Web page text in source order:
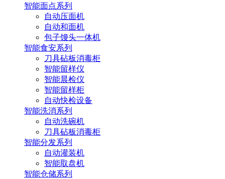
智能面点系列
自动压面机
自动和面机
包子馒头一体机
智能食安系列
刀具砧板消毒柜
智能留样仪
智能晨检仪
智能留样柜
自动快检设备
智能洗消系列
自动洗碗机
刀具砧板消毒柜
智能分发系列
自动灌装机
智能取盘机
智能仓储系列